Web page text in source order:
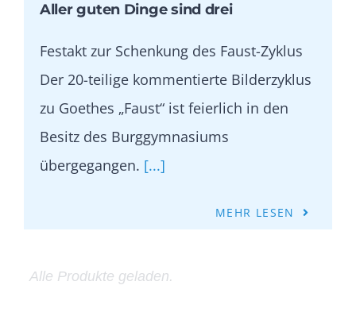
Aller guten Dinge sind drei
Festakt zur Schenkung des Faust-Zyklus
Der 20-teilige kommentierte Bilderzyklus
zu Goethes „Faust“ ist feierlich in den
Besitz des Burggymnasiums
übergegangen. [...]
MEHR LESEN